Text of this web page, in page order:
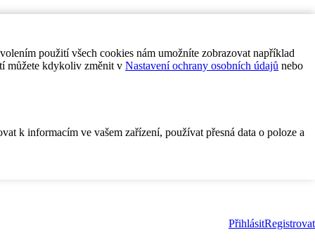
použití všech cookies nám umožníte zobrazovat například
můžete kdykoliv změnit v Nastavení ochrany osobních údajů nebo
k informacím ve vašem zařízení, používat přesná data o poloze a
PřihlásitRegistrovat